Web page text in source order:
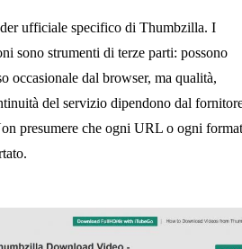
ufficiale specifico di Thumbzilla. I
sono strumenti di terze parti: possono
occasionale dal browser, ma qualità,
del servizio dipendono dal
presumere che ogni URL o ogni